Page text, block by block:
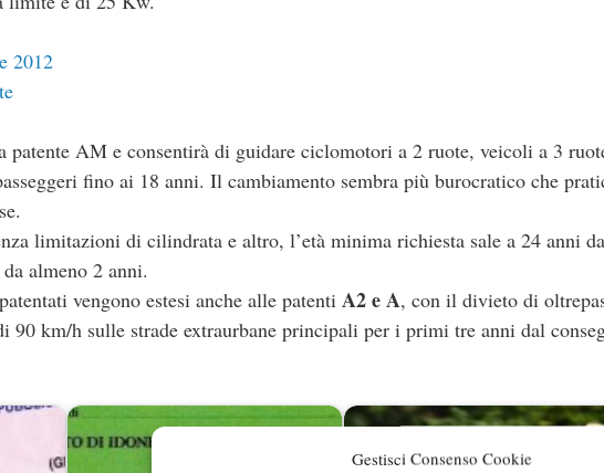
Gestisci Consenso Cookie
2012
patente AM e consentirà di guidare ciclomotori a 2 ruote, veicoli a 3
fino ai 18 anni. Il cambiamento sembra più burocratico che
limitazioni di cilindrata e altro, l’età minima richiesta sale a 24 anni
almeno 2 anni.
vengono estesi anche alle patenti A2 e A, con il divieto di
90 km/h sulle strade extraurbane principali per i primi tre anni dal